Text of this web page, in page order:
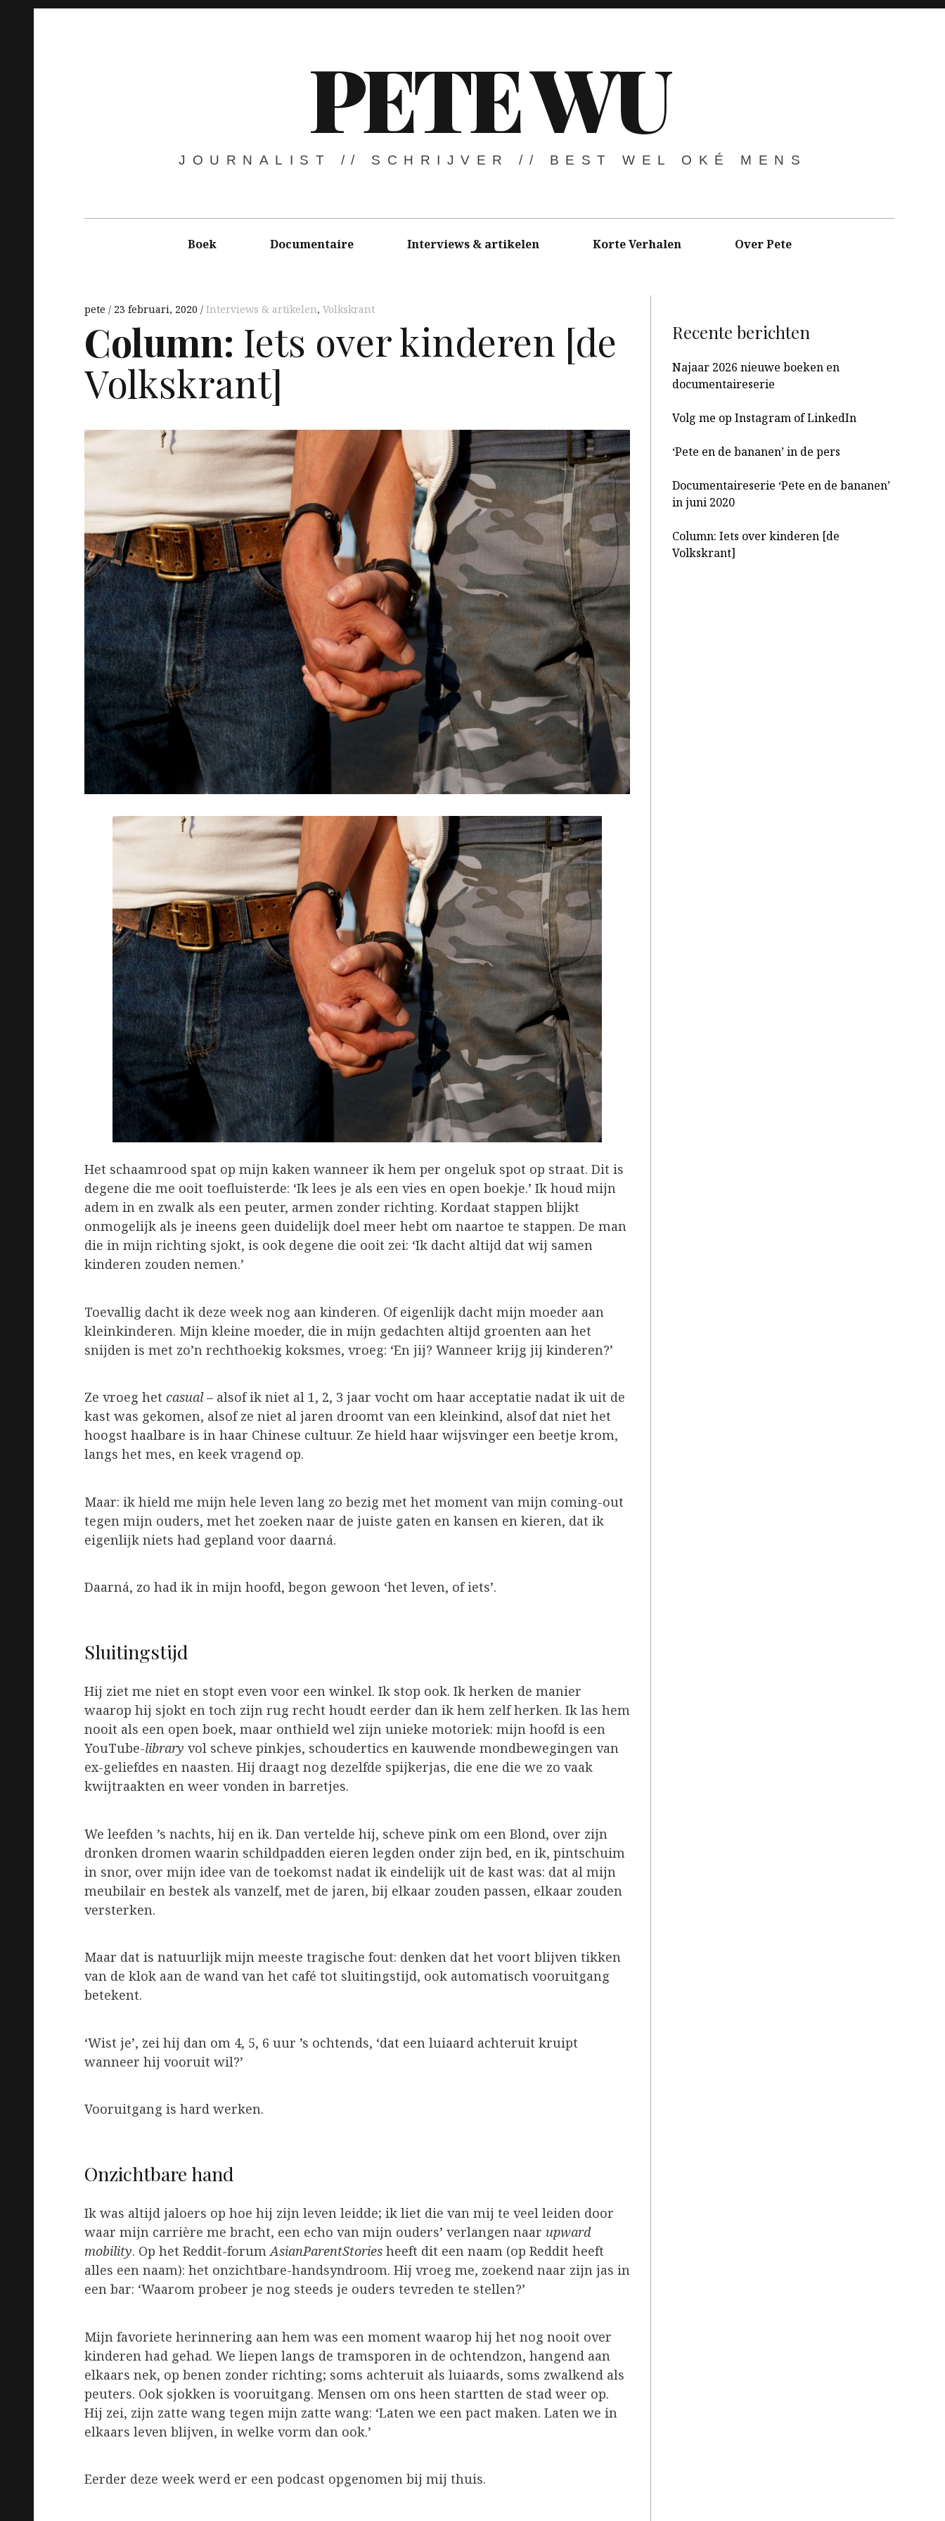
PETE WU
JOURNALIST // SCHRIJVER // BEST WEL OKÉ MENS
Boek Documentaire Interviews & artikelen Korte Verhalen Over Pete
pete 23 februari, 2020 Interviews & artikelen, Volkskrant
Column: Iets over kinderen [de
Volkskrant]
Het schaamrood spat op mijn kaken wanneer ik hem per ongeluk spot op straat. Dit is
degene die me ooit toefluisterde: ‘Ik lees je als een vies en open boekje.’ Ik houd mijn
adem in en zwalk als een peuter, armen zonder richting. Kordaat stappen blijkt
onmogelijk als je ineens geen duidelijk doel meer hebt om naartoe te stappen. De man
die in mijn richting sjokt, is ook degene die ooit zei: ‘Ik dacht altijd dat wij samen
kinderen zouden nemen.’
Toevallig dacht ik deze week nog aan kinderen. Of eigenlijk dacht mijn moeder aan
kleinkinderen. Mijn kleine moeder, die in mijn gedachten altijd groenten aan het
snijden is met zo’n rechthoekig koksmes, vroeg: ‘En jij? Wanneer krijg jij kinderen?’
Ze vroeg het casual– alsof ik niet al 1, 2, 3 jaar vocht om haar acceptatie nadat ik uit de
kast was gekomen, alsof ze niet al jaren droomt van een kleinkind, alsof dat niet het
hoogst haalbare is in haar Chinese cultuur. Ze hield haar wijsvinger een beetje krom,
langs het mes, en keek vragend op.
Maar: ik hield me mijn hele leven lang zo bezig met het moment van mijn coming-out
tegen mijn ouders, met het zoeken naar de juiste gaten en kansen en kieren, dat ik
eigenlijk niets had gepland voor daarná.
Daarná, zo had ik in mijn hoofd, begon gewoon ‘het leven, of iets’.
Sluitingstijd
Hij ziet me niet en stopt even voor een winkel. Ik stop ook. Ik herken de manier
waarop hij sjokt en toch zijn rug recht houdt eerder dan ik hem zelf herken. Ik las hem
nooit als een open boek, maar onthield wel zijn unieke motoriek: mijn hoofd is een
YouTube-library vol scheve pinkjes, schoudertics en kauwende mondbewegingen van
ex-geliefdes en naasten. Hij draagt nog dezelfde spijkerjas, die ene die we zo vaak
kwijtraakten en weer vonden in barretjes.
We leefden ’s nachts, hij en ik. Dan vertelde hij, scheve pink om een Blond, over zijn
dronken dromen waarin schildpadden eieren legden onder zijn bed, en ik, pintschuim
in snor, over mijn idee van de toekomst nadat ik eindelijk uit de kast was: dat al mijn
meubilair en bestek als vanzelf, met de jaren, bij elkaar zouden passen, elkaar zouden
versterken.
Maar dat is natuurlijk mijn meeste tragische fout: denken dat het voort blijven tikken
van de klok aan de wand van het café tot sluitingstijd, ook automatisch vooruitgang
betekent.
‘Wist je’, zei hij dan om 4, 5, 6 uur ’s ochtends, ‘dat een luiaard achteruit kruipt
wanneer hij vooruit wil?’
Vooruitgang is hard werken.
Onzichtbare hand
Ik was altijd jaloers op hoe hij zijn leven leidde; ik liet die van mij te veel leiden door
waar mijn carrière me bracht, een echo van mijn ouders’ verlangen naar upward
mobility. Op het Reddit-forumAsianParentStories heeft dit een naam (op Reddit heeft
alles een naam): het onzichtbare-handsyndroom. Hij vroeg me, zoekend naar zijn jas in
een bar: ‘Waarom probeer je nog steeds je ouders tevreden te stellen?’
Mijn favoriete herinnering aan hem was een moment waarop hij het nog nooit over
kinderen had gehad. We liepen langs de tramsporen in de ochtendzon, hangend aan
elkaars nek, op benen zonder richting; soms achteruit als luiaards, soms zwalkend als
peuters. Ook sjokken is vooruitgang. Mensen om ons heen startten de stad weer op.
Hij zei, zijn zatte wang tegen mijn zatte wang: ‘Laten we een pact maken. Laten we in
elkaars leven blijven, in welke vorm dan ook.’
Eerder deze week werd er een podcast opgenomen bij mij thuis.
Recente berichten
Najaar 2026 nieuwe boeken en
documentaireserie
Volg me op Instagram of LinkedIn
‘Pete en de bananen’ in de pers
Documentaireserie ‘Pete en de bananen’
in juni 2020
Column: Iets over kinderen [de
Volkskrant]